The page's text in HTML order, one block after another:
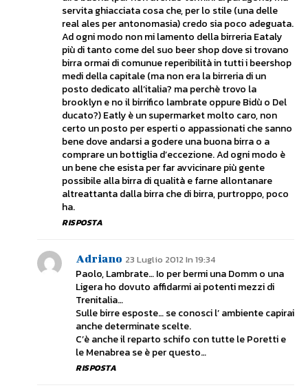
servita ghiacciata cosa che, per lo stile (una delle
real ales per antonomasia) credo sia poco adeguata.
Ad ogni modo non mi lamento della birreria Eataly
più di tanto come del suo beer shop dove si trovano
birra ormai di comunue reperibilità in tutti i beershop
medi della capitale (ma non era la birreria di un
posto dedicato all’italia? ma perchè trovo la
brooklyn e no il birrifico lambrate oppure Bidù o Del
ducato?) Eatly è un supermarket molto caro, non
certo un posto per esperti o appassionati che sanno
bene dove andarsi a godere una buona birra o a
comprare un bottiglia d’eccezione. Ad ogni modo è
un bene che esista per far avvicinare più gente
possibile alla birra di qualità e farne allontanare
altreattanta dalla birra che di birra, purtroppo, poco
ha.
RISPOSTA
Adriano 23 Luglio 2012 In 19:34
Paolo, Lambrate… Io per bermi una Domm o una
Ligera ho dovuto affidarmi ai potenti mezzi di
Trenitalia…
Sulle birre esposte… se conosci l’ ambiente capirai
anche determinate scelte.
C’è anche il reparto schifo con tutte le Poretti e
le Menabrea se è per questo…
RISPOSTA